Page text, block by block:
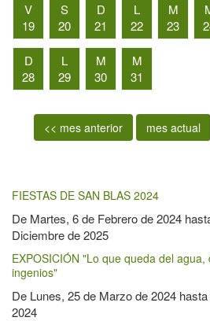
V
19
S
20
D
21
L
22
M
23
D
28
L
29
M
30
M
31
<< mes anterior mes actual
FIESTAS DE SAN BLAS 2024
De Martes, 6 de Febrero de 2024
Diciembre de 2025
EXPOSICIÓN "Lo que queda del
ingenios"
De Lunes, 25 de Marzo de 2024 hasta
2024